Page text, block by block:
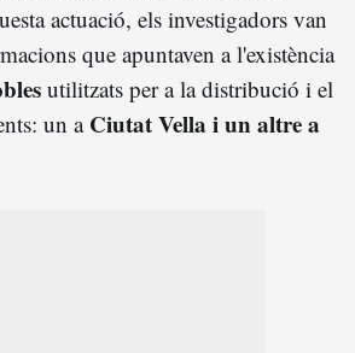
actuació, els investigadors van
que apuntaven a l'existència
utilitzats per a la distribució i el
un a Ciutat Vella i un altre a